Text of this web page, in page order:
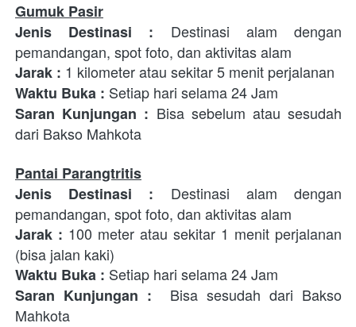
Gumuk Pasir
Jenis Destinasi
: Destinasi alam dengan
pemandangan, spot foto, dan aktivitas alam
Jarak : 1 kilometer atau sekitar 5 menit perjalanan
Waktu Buka : Setiap hari selama 24 Jam
Saran Kunjungan : Bisa sebelum atau sesudah
dari Bakso Mahkota
Pantai Parangtritis
Jenis Destinasi
: Destinasi alam dengan
pemandangan, spot foto, dan aktivitas alam
Jarak : 100 meter atau sekitar 1 menit perjalanan
(bisa jalan kaki)
Waktu Buka : Setiap hari selama 24 Jam
Saran Kunjungan :
  Bisa sesudah dari Bakso
Mahkota